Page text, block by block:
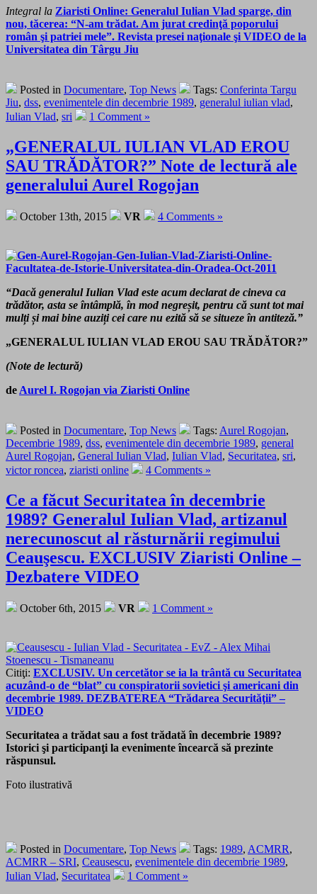
Integral la Ziaristi Online: Generalul Iulian Vlad sparge, din
nou, tăcerea: “N-am trădat. Am jurat credinţă poporului
român şi patriei mele”. Revista presei naţionale şi VIDEO de la
Universitatea din Târgu Jiu
Posted in Documentare, Top News Tags: Conferinta Targu
Jiu, dss, evenimentele din decembrie 1989, generalul iulian vlad,
Iulian Vlad, sri 1 Comment »
„GENERALUL IULIAN VLAD EROU
SAU TRĂDĂTOR?” Note de lectură ale
generalului Aurel Rogojan
October 13th, 2015 VR 4 Comments »
“Dacă generalul Iulian Vlad este acum declarat de cineva ca
trădător, asta se întâmplă, în mod negreșit, pentru că sunt tot mai
mulți și mai bine auziți cei care nu ezită să se situeze în antiteză.”
„GENERALUL IULIAN VLAD EROU SAU TRĂDĂTOR?”
(Note de lectură)
de Aurel I. Rogojan via Ziaristi Online
Posted in Documentare, Top News Tags: Aurel Rogojan,
Decembrie 1989, dss, evenimentele din decembrie 1989, general
Aurel Rogojan, General Iulian Vlad, Iulian Vlad, Securitatea, sri,
victor roncea, ziaristi online 4 Comments »
Ce a făcut Securitatea în decembrie
1989? Generalul Iulian Vlad, artizanul
nerecunoscut al răsturnării regimului
Ceauşescu. EXCLUSIV Ziaristi Online –
Dezbatere VIDEO
October 6th, 2015 VR 1 Comment »
Citiţi: EXCLUSIV. Un cercetător se ia la trântă cu Securitatea
acuzând-o de “blat” cu conspiratorii sovietici şi americani din
decembrie 1989. DEZBATEREA “Trădarea Securităţii” –
VIDEO
Securitatea a trădat sau a fost trădată în decembrie 1989?
Istorici şi participanţi la evenimente încearcă să prezinte
răspunsul.
Foto ilustrativă
Posted in Documentare, Top News Tags: 1989, ACMRR,
ACMRR – SRI, Ceausescu, evenimentele din decembrie 1989,
Iulian Vlad, Securitatea 1 Comment »